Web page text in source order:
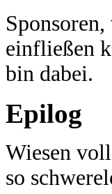
einfließen
bin dabei.
Epilog
Wiesen
so